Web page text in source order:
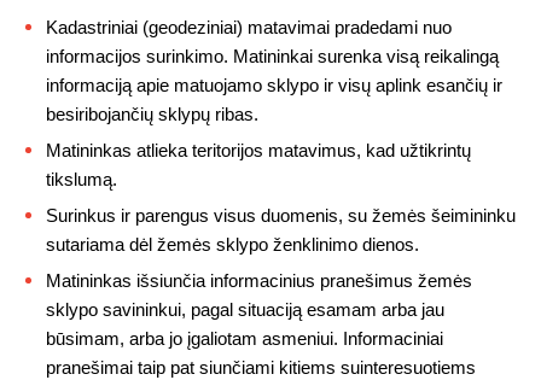
Kadastriniai (geodeziniai) matavimai pradedami nuo
informacijos surinkimo. Matininkai surenka visą reikalingą
informaciją apie matuojamo sklypo ir visų aplink esančių ir
besiribojančių sklypų ribas.
Matininkas atlieka teritorijos matavimus, kad užtikrintų
tikslumą.
Surinkus ir parengus visus duomenis, su žemės šeimininku
sutariama dėl žemės sklypo ženklinimo dienos.
Matininkas išsiunčia informacinius pranešimus žemės
sklypo savininkui, pagal situaciją esamam arba jau
būsimam, arba jo įgaliotam asmeniui. Informaciniai
pranešimai taip pat siunčiami kitiems suinteresuotiems